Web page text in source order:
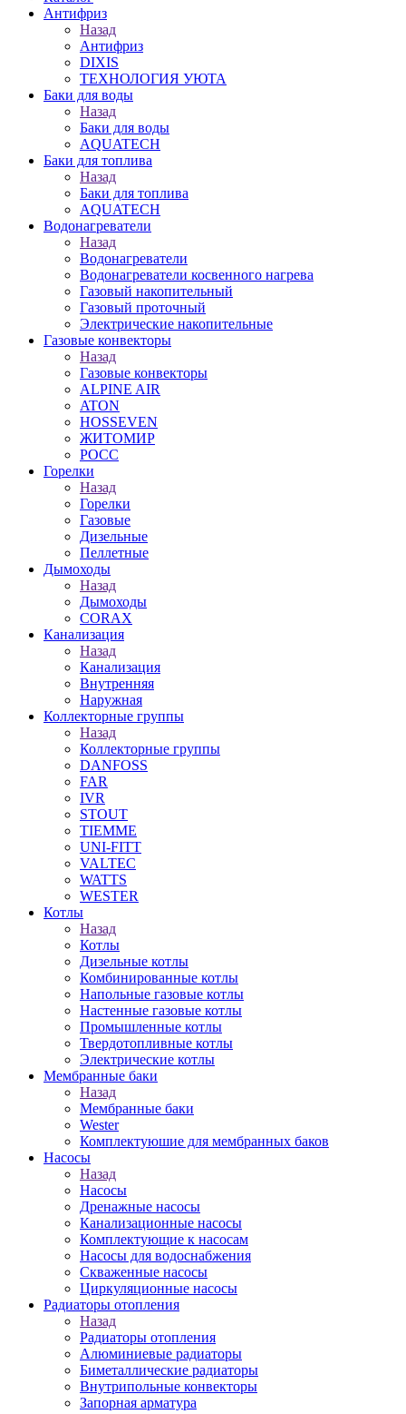
Антифриз
Назад
Антифриз
DIXIS
ТЕХНОЛОГИЯ УЮТА
Баки для воды
Назад
Баки для воды
AQUATECH
Баки для топлива
Назад
Баки для топлива
AQUATECH
Водонагреватели
Назад
Водонагреватели
Водонагреватели косвенного нагрева
Газовый накопительный
Газовый проточный
Электрические накопительные
Газовые конвекторы
Назад
Газовые конвекторы
ALPINE AIR
ATON
HOSSEVEN
ЖИТОМИР
РОСС
Горелки
Назад
Горелки
Газовые
Дизельные
Пеллетные
Дымоходы
Назад
Дымоходы
CORAX
Канализация
Назад
Канализация
Внутренняя
Наружная
Коллекторные группы
Назад
Коллекторные группы
DANFOSS
FAR
IVR
STOUT
TIEMME
UNI-FITT
VALTEC
WATTS
WESTER
Котлы
Назад
Котлы
Дизельные котлы
Комбинированные котлы
Напольные газовые котлы
Настенные газовые котлы
Промышленные котлы
Твердотопливные котлы
Электрические котлы
Мембранные баки
Назад
Мембранные баки
Wester
Комплектуюшие для мембранных баков
Насосы
Назад
Насосы
Дренажные насосы
Канализационные насосы
Комплектующие к насосам
Насосы для водоснабжения
Скваженные насосы
Циркуляционные насосы
Радиаторы отопления
Назад
Радиаторы отопления
Алюминиевые радиаторы
Биметаллические радиаторы
Внутрипольные конвекторы
Запорная арматура